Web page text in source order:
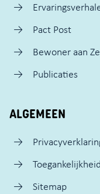
Pact Post
Bewoner aan
Publicaties
ALGEMEEN
Sitemap